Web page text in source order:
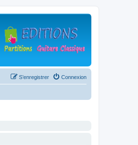
Connexion
S’enregistrer